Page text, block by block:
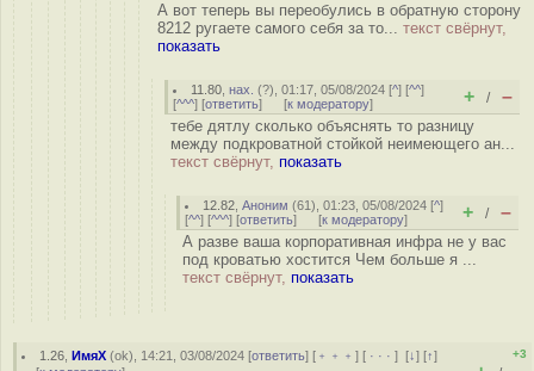
А вот теперь вы переобулись в обратную сторону
8212 ругаете самого себя за то... текст свёрнут,
показать
11.80 ,нах. (?), 01:17, 05/08/2024 [^] [^^]
[^^^] [ответить] [к модератору] + / –
тебе дятлу сколько объяснять то разницу
между подкроватной стойкой неимеющего ан...
текст свёрнут, показать
12.82 ,Аноним (61), 01:23, 05/08/2024 [^]
[^^] [^^^] [ответить] [к модератору] + / –
А разве ваша корпоративная инфра не у вас
под кроватью хостится Чем больше я ...
текст свёрнут, показать
1.26 ,ИмяХ (ok), 14:21, 03/08/2024 [ответить] [ ﹢﹢﹢] [ · · ·][↓] [↑]
+3